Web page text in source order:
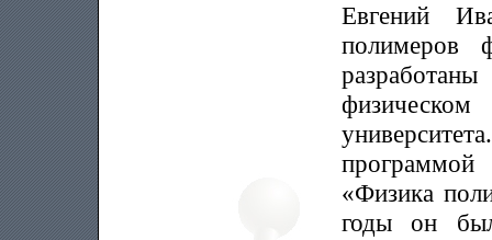
Евгений
полимеров
«Физика
годы он